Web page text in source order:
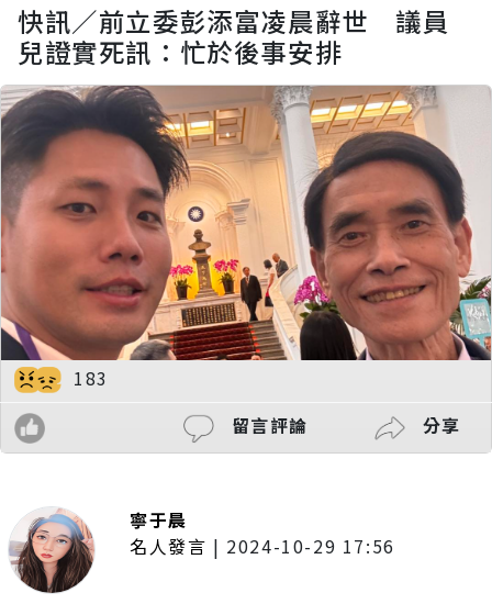
快訊／前立委彭添富凌晨辭世 議員
兒證實死訊：忙於後事安排
183
留言評論
分享
寧于晨
名人發言 | 2024-10-29 17:56